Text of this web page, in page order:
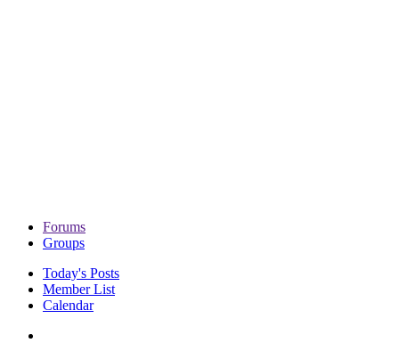
Forums
Groups
Today's Posts
Member List
Calendar